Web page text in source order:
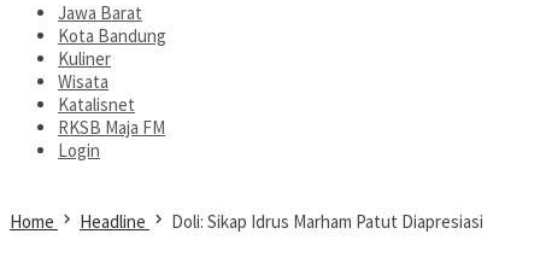
Jawa Barat
Kota Bandung
Kuliner
Wisata
Katalisnet
RKSB Maja FM
Login
Home Headline Doli: Sikap Idrus Marham Patut Diapresiasi